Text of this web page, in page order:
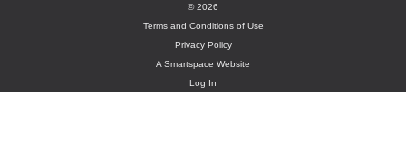
© 2026
Terms and Conditions of Use
Privacy Policy
A Smartspace Website
Log In